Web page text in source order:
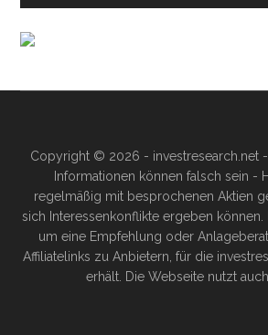
Copyright © 2026 - investresearch.net -
Informationen können falsch sein -
regelmäßig mit besprochenen Aktien
sich Interessenkonflikte ergeben können.
um eine Empfehlung oder
Affiliatelinks zu Anbietern, für die
erhält. Die Webseite nutzt